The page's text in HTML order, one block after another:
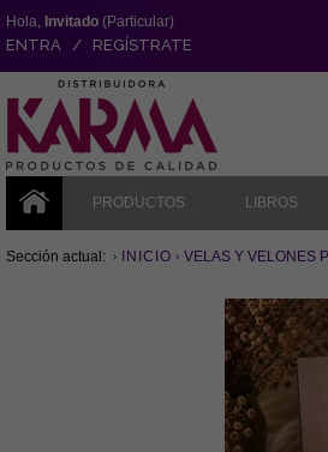
Hola, Invitado (Particular)
ENTRA / REGÍSTRATE
PRODUCTOS LIBROS
Sección actual: INICIO VELAS Y VELONES